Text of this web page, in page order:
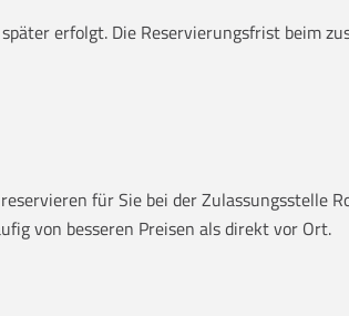
erfolgt. Die Reservierungsfrist beim
für Sie bei der Zulassungsstelle
von besseren Preisen als direkt vor Ort.